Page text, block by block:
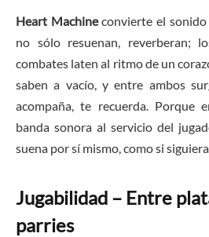
Heart Machineconvierte el sonido
no sólo resuenan, reverberan;
combates laten al ritmo de un
saben a vacío, y entre ambos
acompaña, te recuerda. Porque
banda sonora al servicio del
suena por sí mismo, como si
Jugabilidad – Entre
parries